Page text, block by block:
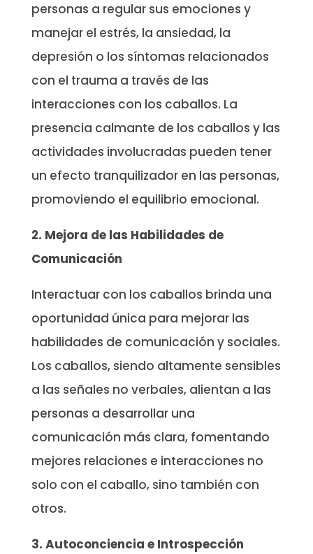
personas a regular sus emociones y
manejar el estrés, la ansiedad, la
depresión o los síntomas relacionados
con el trauma a través de las
interacciones con los caballos. La
presencia calmante de los caballos y las
actividades involucradas pueden tener
un efecto tranquilizador en las personas,
promoviendo el equilibrio emocional.
2. Mejora de las Habilidades de
Comunicación
Interactuar con los caballos brinda una
oportunidad única para mejorar las
habilidades de comunicación y sociales.
Los caballos, siendo altamente sensibles
a las señales no verbales, alientan a las
personas a desarrollar una
comunicación más clara, fomentando
mejores relaciones e interacciones no
solo con el caballo, sino también con
otros.
3. Autoconciencia e Introspección